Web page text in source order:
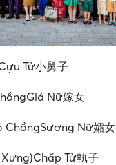
Tử小舅子
Nữ嫁女
ChồngSương Nữ孀女
Tử執子